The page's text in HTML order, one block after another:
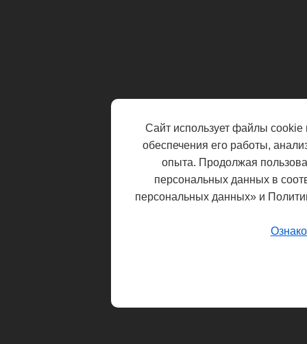
Сайт использует файлы cookie
обеспечения его работы,
опыта. Продолжая
персональных данных в
персональных данных» и